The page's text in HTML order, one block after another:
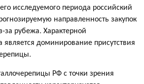
исследуемого периода российский
направленность закупок
рубежа. Характерной
доминирование присутствия
РФ с точки зрения